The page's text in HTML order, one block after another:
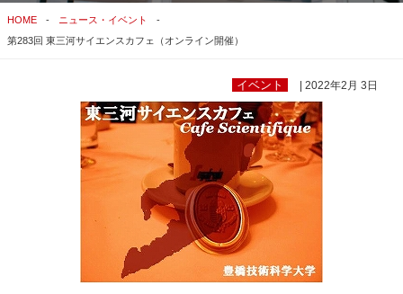
関連サイトすべてを検索する
HOME
ニュース・イベント
第283回 東三河サイエンスカフェ（オンライン開催）
イベント | 2022年2月 3日